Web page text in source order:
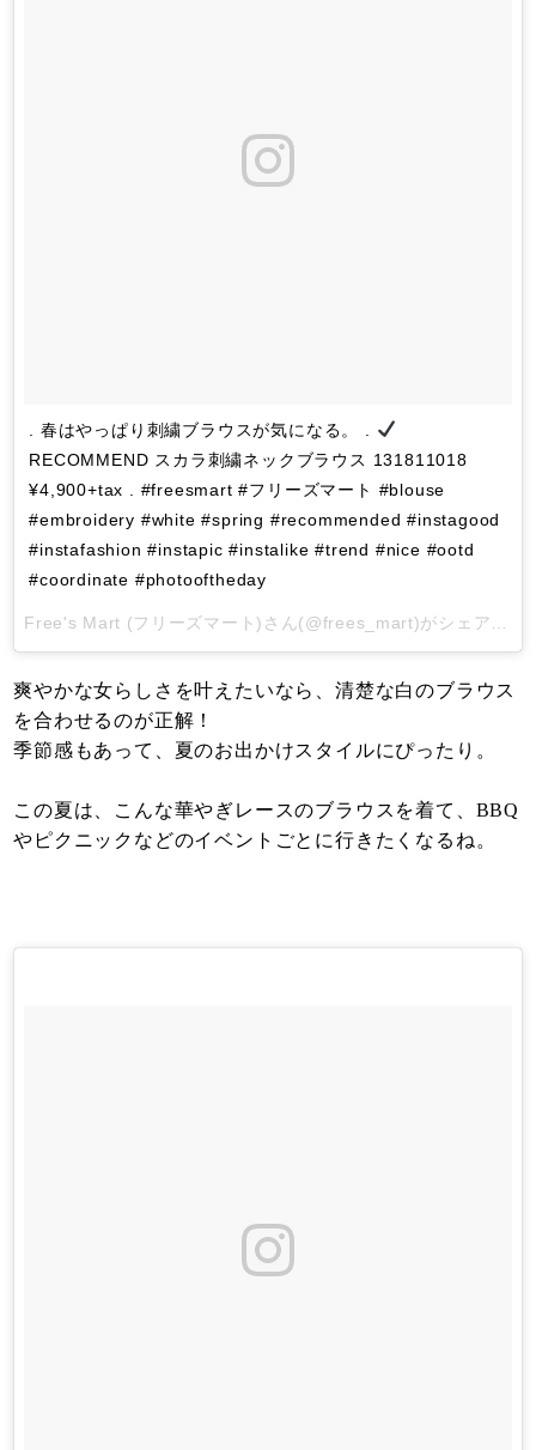
. 春はやっぱり刺繍ブラウスが気になる。 .
RECOMMEND スカラ刺繍ネックブラウス 131811018
¥4,900+tax . #freesmart #フリーズマート #blouse
#embroidery #white #spring #recommended #instagood
#instafashion #instapic #instalike #trend #nice #ootd
#coordinate #photooftheday
Free's Mart (フリーズマート) さん(@frees_mart)がシェアした投稿 -
爽やかな女らしさを叶えたいなら、清楚な白のブラウス
を合わせるのが正解！
季節感もあって、夏のお出かけスタイルにぴったり。
この夏は、こんな華やぎレースのブラウスを着て、BBQ
やピクニックなどのイベントごとに行きたくなるね。